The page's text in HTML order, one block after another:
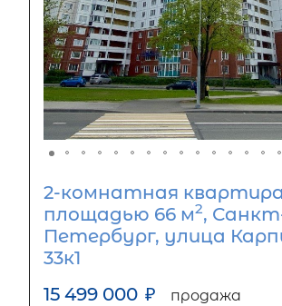
2-комнатная квартира
площадью 66 м2,
Петербург, улица
33к1
15 499 000 ₽ продажа